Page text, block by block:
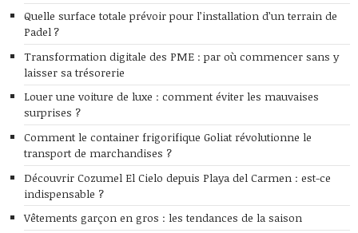
Quelle surface totale prévoir pour l’installation d’un terrain de
Padel ?
Transformation digitale des PME : par où commencer sans y
laisser sa trésorerie
Louer une voiture de luxe : comment éviter les mauvaises
surprises ?
Comment le container frigorifique Goliat révolutionne le
transport de marchandises ?
Découvrir Cozumel El Cielo depuis Playa del Carmen : est-ce
indispensable ?
Vêtements garçon en gros : les tendances de la saison